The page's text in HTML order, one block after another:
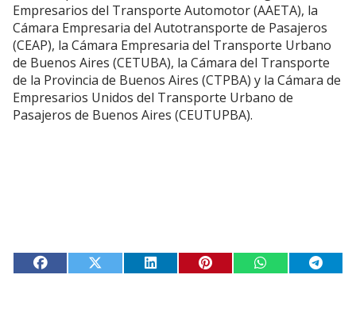
Empresarios del Transporte Automotor (AAETA), la
Cámara Empresaria del Autotransporte de Pasajeros
(CEAP), la Cámara Empresaria del Transporte Urbano
de Buenos Aires (CETUBA), la Cámara del Transporte
de la Provincia de Buenos Aires (CTPBA) y la Cámara de
Empresarios Unidos del Transporte Urbano de
Pasajeros de Buenos Aires (CEUTUPBA).